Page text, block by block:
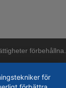
förbehållna.
för